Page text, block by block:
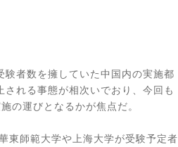
者数を擁していた中国内の実施都
れる事態が相次いでおり、今回も
の運びとなるかが焦点だ。
東師範大学や上海大学が受験予定者